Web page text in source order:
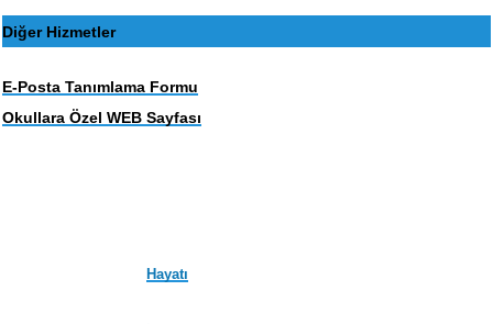
Diğer Hizmetler
E-Posta Tanımlama Formu
Okullara Özel WEB Sayfası
Hayatı